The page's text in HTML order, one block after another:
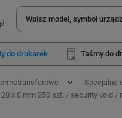
do drukarek Taśmy do
Specjalne
x 8 mm 250 szt. / security void